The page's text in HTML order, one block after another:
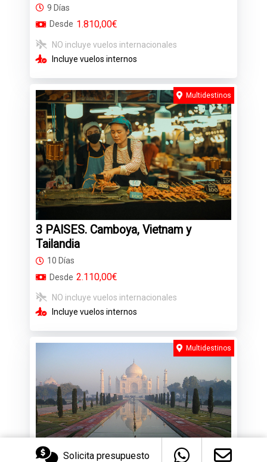
Solicita presupuesto
9 Días
Desde 1.810,00€
NO incluye vuelos internacionales
Incluye vuelos internos
3 PAISES. Camboya, Vietnam y
Tailandia
10 Días
Desde 2.110,00€
NO incluye vuelos internacionales
Incluye vuelos internos
Multidestinos
Multidestinos